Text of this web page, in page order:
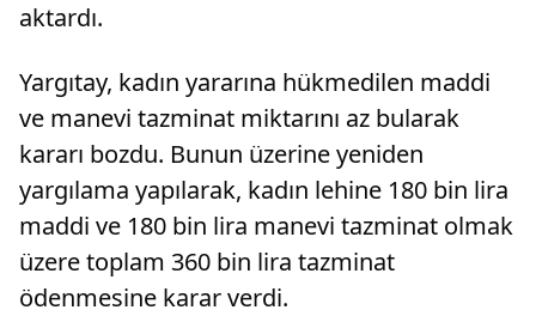
aktardı.
Yargıtay, kadın yararına hükmedilen maddi
ve manevi tazminat miktarını az bularak
kararı bozdu. Bunun üzerine yeniden
yargılama yapılarak, kadın lehine 180 bin lira
maddi ve 180 bin lira manevi tazminat olmak
üzere toplam 360 bin lira tazminat
ödenmesine karar verdi.